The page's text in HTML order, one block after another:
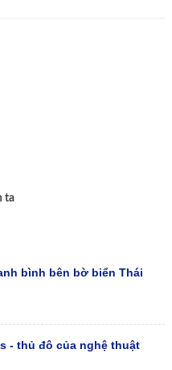
ta
bình bên bờ biển Thái
- thủ đô của nghệ thuật